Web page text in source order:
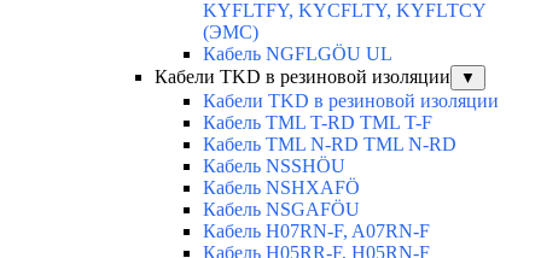
KYFLTFY, KYCFLTY, KYFLTCY
(ЭMС)
Кабель NGFLGÖU UL
Кабели TKD в резиновой изоляции
▼
Кабели TKD в резиновой изоляции
Кабель TML T-RD TML T-F
Кабель TML N-RD TML N-RD
Кабель NSSHÖU
Кабель NSHXAFÖ
Кабель NSGAFÖU
Кабель H07RN-F, A07RN-F
Кабель H05RR-F, H05RN-F